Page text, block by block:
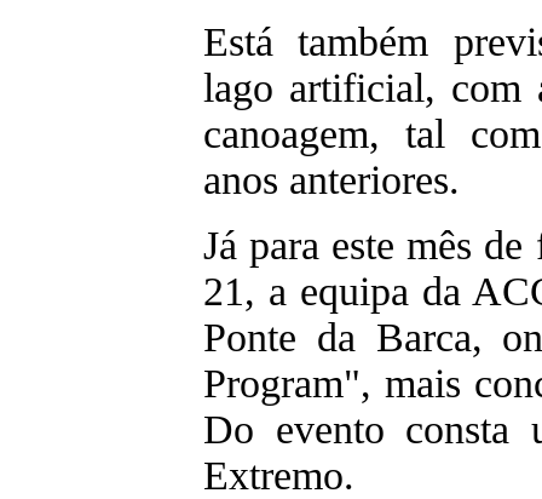
Está também
lago artificial, com
canoagem, tal
anos anteriores.
Já para este mês
21, a equipa da
Ponte da Barca,
Program", mais
Do evento consta
Extremo.